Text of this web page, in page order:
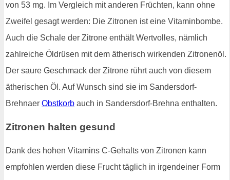
von 53 mg. Im Vergleich mit anderen Früchten, kann ohne
Zweifel gesagt werden: Die Zitronen ist eine Vitaminbombe.
Auch die Schale der Zitrone enthält Wertvolles, nämlich
zahlreiche Öldrüsen mit dem ätherisch wirkenden Zitronenöl.
Der saure Geschmack der Zitrone rührt auch von diesem
ätherischen Öl. Auf Wunsch sind sie im Sandersdorf-
Brehnaer Obstkorb auch in Sandersdorf-Brehna enthalten.
Zitronen halten gesund
Dank des hohen Vitamins C-Gehalts von Zitronen kann
empfohlen werden diese Frucht täglich in irgendeiner Form